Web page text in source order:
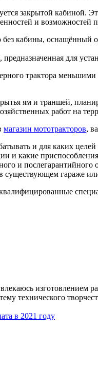
закрытой кабиной.
и
без кабины, оснащённый
для
трактора
ям и траншей,
работ на
магазин мототракторов,
и для каких целей
и какие
и послегарантийного
гараже
изготовлением
технического
в 2021 году